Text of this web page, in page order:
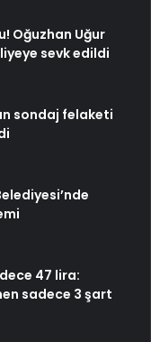
Oğuzhan Uğur
sevk edildi
sondaj felaketi
47 lira:
sadece 3 şart